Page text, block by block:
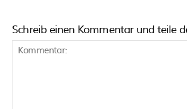
Schreib einen Kommentar und teile